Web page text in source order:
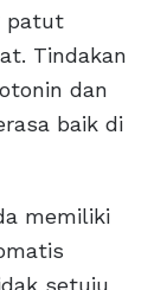
patut
Tindakan
dan
baik di
memiliki
setuju